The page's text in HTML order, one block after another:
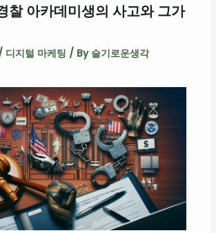
찰 아카데미생의 사고와 그가
디지털 마케팅 / By 슬기로운생각